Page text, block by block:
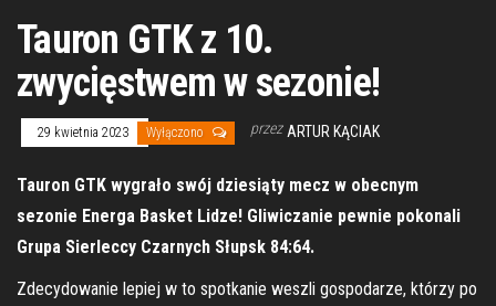
Tauron GTK z 10.
zwycięstwem w sezonie!
29 kwietnia 2023 Wyłączono przez ARTUR KĄCIAK
Tauron GTK wygrało swój dziesiąty mecz w obecnym
sezonie Energa Basket Lidze! Gliwiczanie pewnie pokonali
Grupa Sierleccy Czarnych Słupsk 84:64.
Zdecydowanie lepiej w to spotkanie weszli gospodarze, którzy po